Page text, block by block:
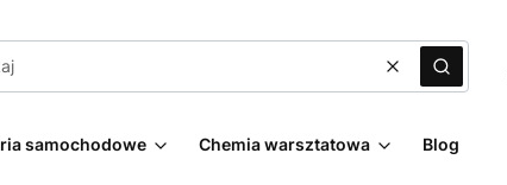
WyczyśćSzukaj
samochodowe Chemia warsztatowa Blog